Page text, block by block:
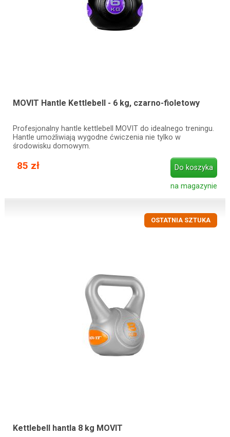
MOVIT Hantle Kettlebell - 6 kg, czarno-fioletowy
Profesjonalny hantle kettlebell MOVIT do idealnego treningu.
Hantle umożliwiają wygodne ćwiczenia nie tylko w
środowisku domowym.
85 zł Do koszyka
na magazynie
OSTATNIA SZTUKA
Kettlebell hantla 8 kg MOVIT